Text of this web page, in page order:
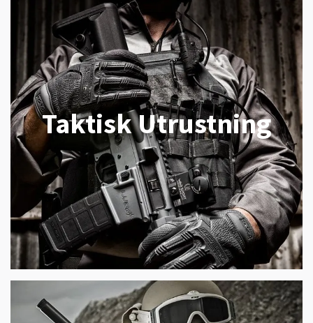
Taktisk Utrustning